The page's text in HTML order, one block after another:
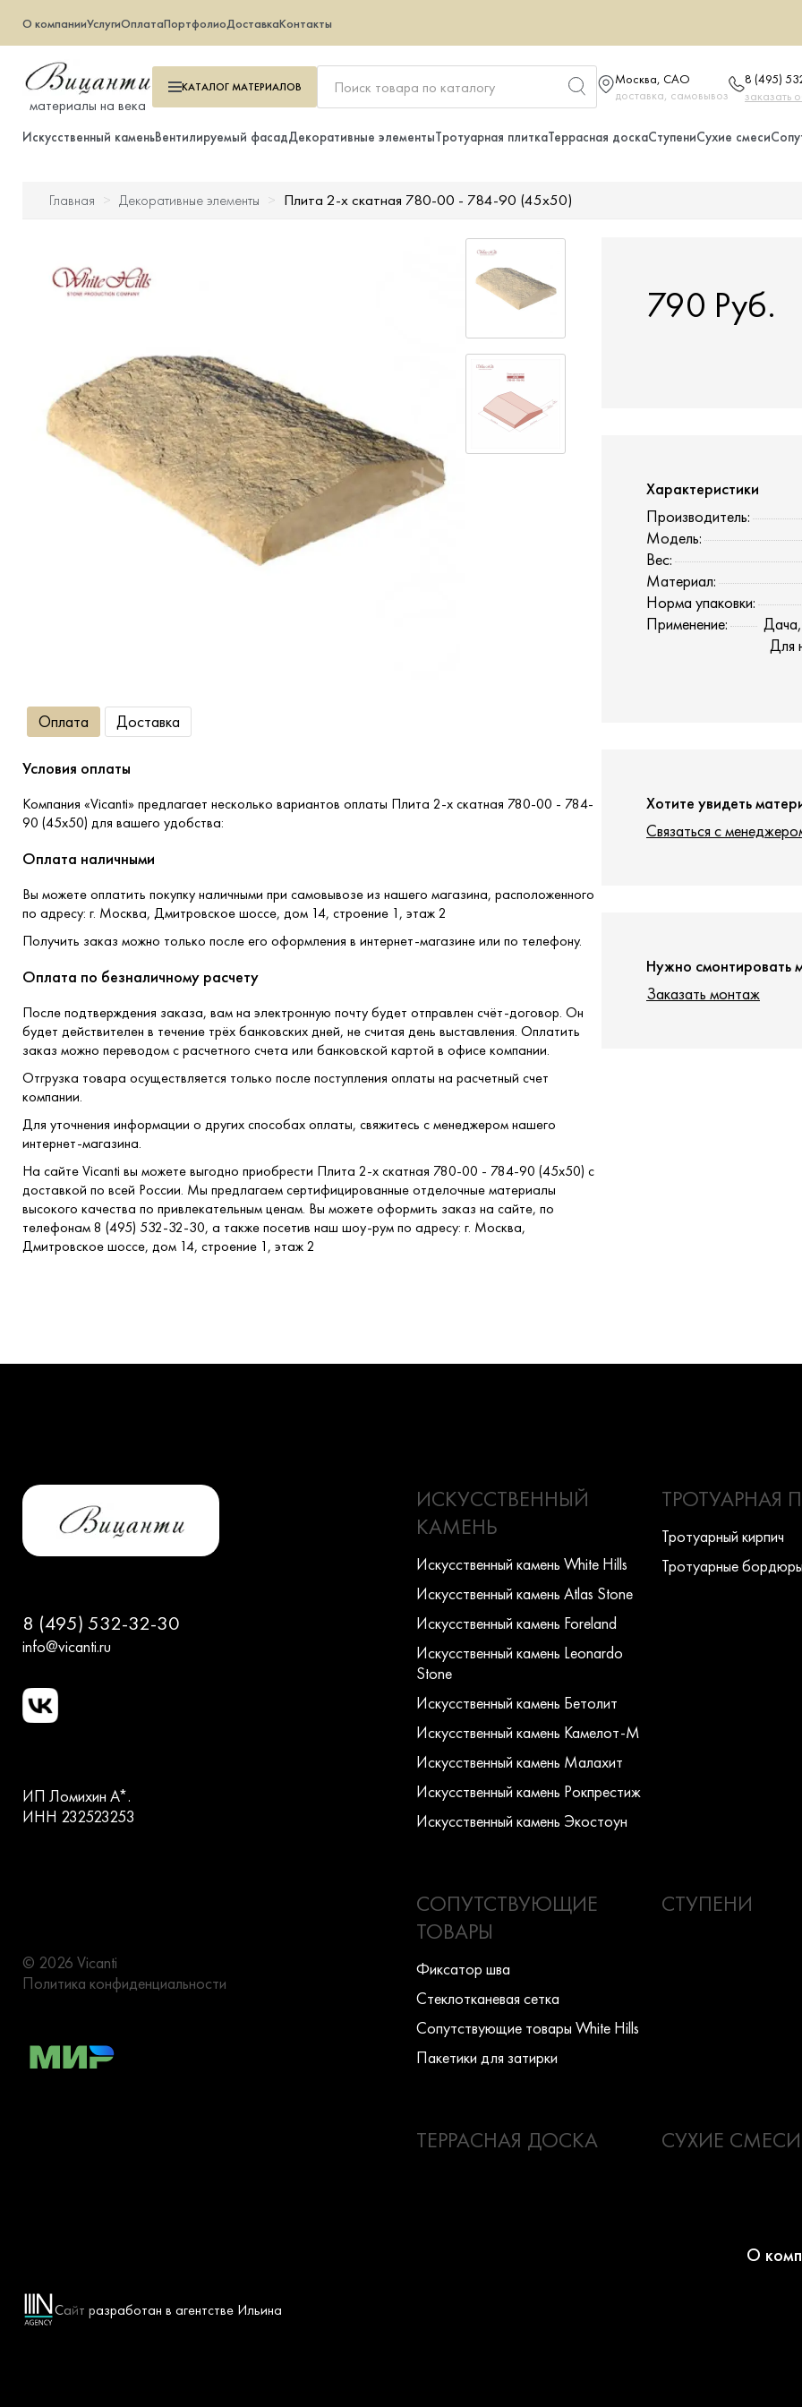
О компанииУслугиОплатаПортфолиоДоставкаКонтакты
материалы на века
КАТАЛОГМАТЕРИАЛОВ
Москва, САО
доставка, самовывоз
8 (495)
заказать
Искусственный каменьВентилируемый фасадДекоративные элементыТротуарная плиткаТеррасная доскаСтупениСухие смеси
Вентилируемый фасад
Тротуарная плитка
Террасная доска
Ступени
Главная Декоративные элементы Плита 2-х скатная 780-00 - 784-90 (45x50)
Оплата Доставка
Условия оплаты
Компания «Vicanti» предлагает несколько вариантов оплаты Плита 2-х скатная 780-00 - 784-
90 (45x50) для вашего удобства:
Оплата наличными
Вы можете оплатить покупку наличными при самовывозе из нашего магазина, расположенного
по адресу: г. Москва, Дмитровское шоссе, дом 14, строение 1, этаж 2
Получить заказ можно только после его оформления в интернет-магазине или по телефону.
Оплата по безналичному расчету
После подтверждения заказа, вам на электронную почту будет отправлен счёт-договор. Он
будет действителен в течение трёх банковских дней, не считая день выставления. Оплатить
заказ можно переводом с расчетного счета или банковской картой в офисе компании.
Отгрузка товара осуществляется только после поступления оплаты на расчетный счет
компании.
Для уточнения информации о других способах оплаты, свяжитесь с менеджером нашего
интернет-магазина.
На сайте Vicanti вы можете выгодно приобрести Плита 2-х скатная 780-00 - 784-90 (45x50) с
доставкой по всей России. Мы предлагаем сертифицированные отделочные материалы
высокого качества по привлекательным ценам. Вы можете оформить заказ на сайте, по
телефонам 8 (495) 532-32-30, а также посетив наш шоу-рум по адресу: г. Москва,
Дмитровское шоссе, дом 14, строение 1, этаж 2
790 Руб.
Характеристики
Производитель:
Модель:
Вес:
Материал:
Норма упаковки:
Применение:
Для
Хотите увидеть
Связаться с
Нужно смонтировать
Заказать монтаж
8 (495) 532-32-30
info@vicanti.ru
ИП Ломихин А*.
ИНН 232523253
© 2026 Vicanti
Политика конфиденциальности
ИСКУССТВЕННЫЙ
КАМЕНЬ
Искусcтвенный камень White Hills
Искусcтвенный камень Atlas Stone
Искусcтвенный камень Foreland
Искусcтвенный камень Leonardo
Stone
Искусcтвенный камень Бетолит
Искусcтвенный камень Камелот-М
Искусcтвенный камень Малахит
Искусcтвенный камень Рокпрестиж
Искусcтвенный камень Экостоун
ТРОТУАРНАЯ
Тротуарный кирпич
Тротуарные бордюры
СОПУТСТВУЮЩИЕ
ТОВАРЫ
Фиксатор шва
Стеклотканевая сетка
Сопутствующие товары White Hills
Пакетики для затирки
СТУПЕНИ
ТЕРРАСНАЯ ДОСКА СУХИЕ СМЕСИ
О
Сайт разработан в агентстве Ильина